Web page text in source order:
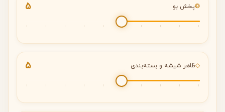
❂پخش بو 5
◇ظاهر شیشه و بسته‌بندی 5